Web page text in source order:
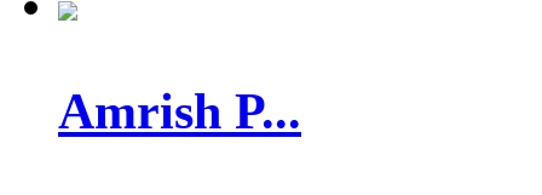
Amrish P...